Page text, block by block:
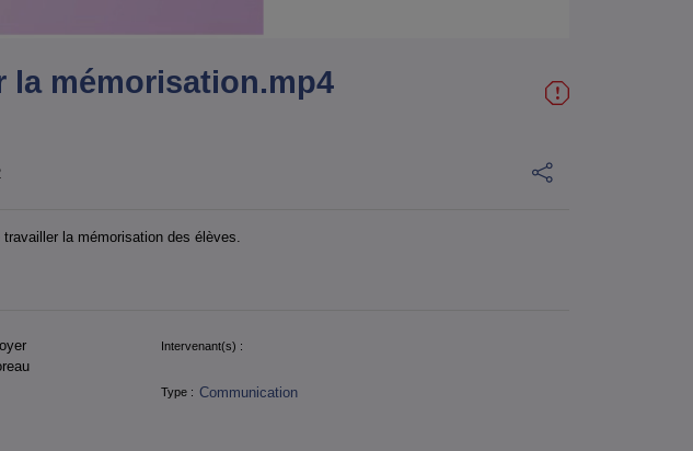
la mémorisation.mp4
la mémorisation des élèves.
Intervenant(s) :
Type : Communication